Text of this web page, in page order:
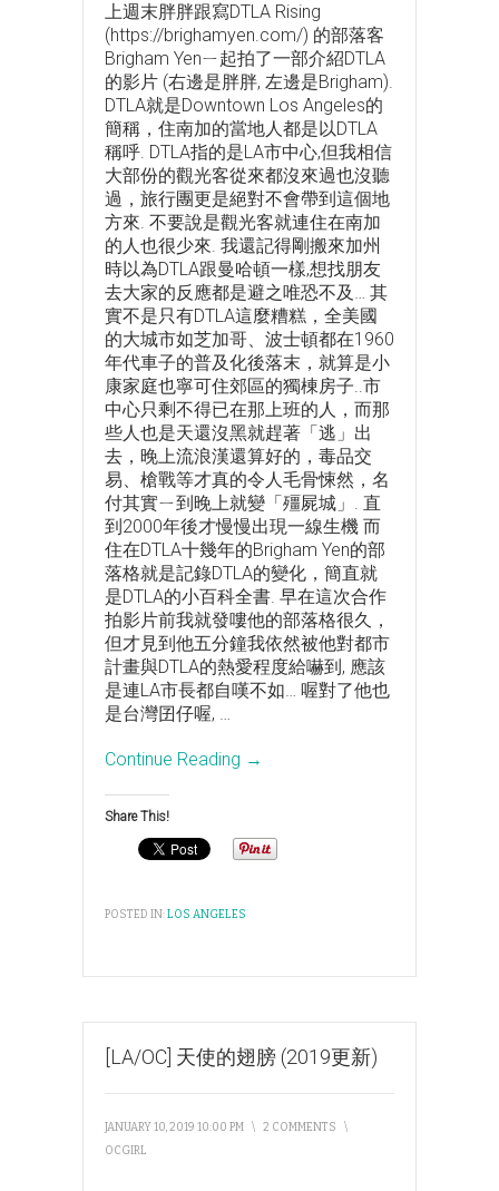
上週末胖胖跟寫DTLA Rising
(https://brighamyen.com/) 的部落客
Brigham Yenㄧ起拍了一部介紹DTLA
的影片 (右邊是胖胖, 左邊是Brigham).
DTLA就是Downtown Los Angeles的
簡稱，住南加的當地人都是以DTLA
稱呼. DTLA指的是LA市中心,但我相信
大部份的觀光客從來都沒來過也沒聽
過，旅行團更是絕對不會帶到這個地
方來. 不要說是觀光客就連住在南加
的人也很少來. 我還記得剛搬來加州
時以為DTLA跟曼哈頓一樣,想找朋友
去大家的反應都是避之唯恐不及… 其
實不是只有DTLA這麼糟糕，全美國
的大城市如芝加哥、波士頓都在1960
年代車子的普及化後落末，就算是小
康家庭也寧可住郊區的獨棟房子..市
中心只剩不得已在那上班的人，而那
些人也是天還沒黑就趕著「逃」出
去，晚上流浪漢還算好的，毒品交
易、槍戰等才真的令人毛骨悚然，名
付其實ㄧ到晚上就變「殭屍城」. 直
到2000年後才慢慢出現一線生機 而
住在DTLA十幾年的Brigham Yen的部
落格就是記錄DTLA的變化，簡直就
是DTLA的小百科全書. 早在這次合作
拍影片前我就發嘍他的部落格很久，
但才見到他五分鐘我依然被他對都市
計畫與DTLA的熱愛程度給嚇到, 應該
是連LA市長都自嘆不如… 喔對了他也
是台灣囝仔喔, …
Continue Reading →
Share This!
POSTED IN:LOS ANGELES
[LA/OC] 天使的翅膀 (2019更新)
JANUARY 10, 2019 10:00 PM \ 2 COMMENTS
\
OCGIRL